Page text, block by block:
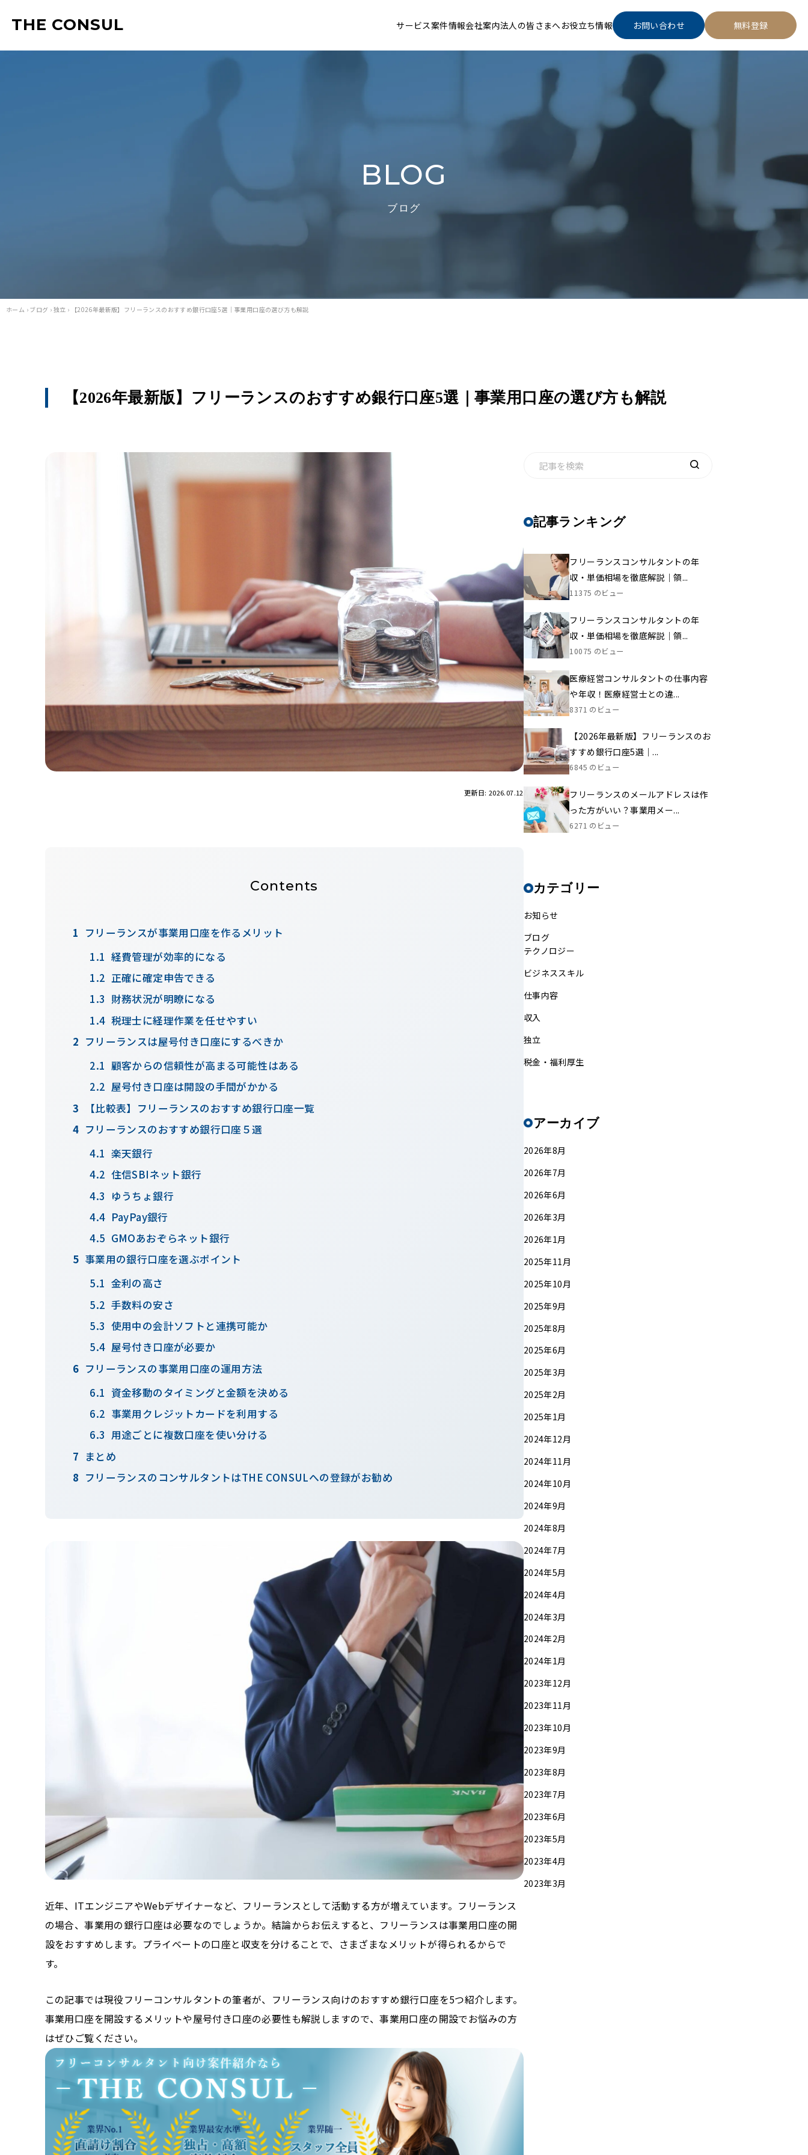
THE CONSUL サービス案件情報会社案内法人の皆さまへお役立ち情報 お問い合わせ 無料登録
BLOG
ブログ
ホーム › ブログ › 独立 › 【2026年最新版】フリーランスのおすすめ銀行口座5選｜事業用口座の選び方も解説
【2026年最新版】フリーランスのおすすめ銀行口座5選｜事業用口座の選び方も解説
更新日: 2026.07.12
Contents
フリーランスが事業用口座を作るメリット
経費管理が効率的になる
正確に確定申告できる
財務状況が明瞭になる
税理士に経理作業を任せやすい
フリーランスは屋号付き口座にするべきか
顧客からの信頼性が高まる可能性はある
屋号付き口座は開設の手間がかかる
【比較表】フリーランスのおすすめ銀行口座一覧
フリーランスのおすすめ銀行口座５選
楽天銀行
住信SBIネット銀行
ゆうちょ銀行
PayPay銀行
GMOあおぞらネット銀行
事業用の銀行口座を選ぶポイント
金利の高さ
手数料の安さ
使用中の会計ソフトと連携可能か
屋号付き口座が必要か
フリーランスの事業用口座の運用方法
資金移動のタイミングと金額を決める
事業用クレジットカードを利用する
用途ごとに複数口座を使い分ける
まとめ
フリーランスのコンサルタントはTHE CONSULへの登録がお勧め
近年、ITエンジニアやWebデザイナーなど、フリーランスとして活動する方が増えています。フリーランス
の場合、事業用の銀行口座は必要なのでしょうか。結論からお伝えすると、フリーランスは事業用口座の開
設をおすすめします。プライベートの口座と収支を分けることで、さまざまなメリットが得られるからで
す。
この記事では現役フリーコンサルタントの筆者が、フリーランス向けのおすすめ銀行口座を5つ紹介します。
事業用口座を開設するメリットや屋号付き口座の必要性も解説しますので、事業用口座の開設でお悩みの方
はぜひご覧ください。
記事ランキング
フリーランスコンサルタントの年
収・単価相場を徹底解説｜領...
11375 のビュー
フリーランスコンサルタントの年
収・単価相場を徹底解説｜領...
10075 のビュー
医療経営コンサルタントの仕事内容
や年収！医療経営士との違...
8371 のビュー
【2026年最新版】フリーランスのお
すすめ銀行口座5選｜...
6845 のビュー
フリーランスのメールアドレスは作
った方がいい？事業用メー...
6271 のビュー
カテゴリー
お知らせ
ブログ
テクノロジー
ビジネススキル
仕事内容
収入
独立
税金・福利厚生
アーカイブ
2026年8月
2026年7月
2026年6月
2026年3月
2026年1月
2025年11月
2025年10月
2025年9月
2025年8月
2025年6月
2025年3月
2025年2月
2025年1月
2024年12月
2024年11月
2024年10月
2024年9月
2024年8月
2024年7月
2024年5月
2024年4月
2024年3月
2024年2月
2024年1月
2023年12月
2023年11月
2023年10月
2023年9月
2023年8月
2023年7月
2023年6月
2023年5月
2023年4月
2023年3月